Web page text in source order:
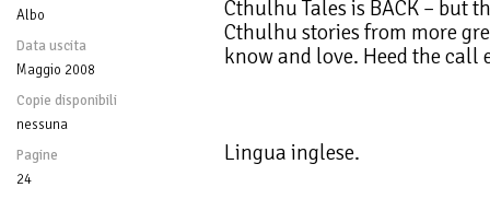
Albo
Data uscita
Maggio 2008
Copie disponibili
nessuna
Pagine
24
Cthulhu Tales is BACK – but
Cthulhu stories from more
know and love. Heed the call
Lingua inglese.